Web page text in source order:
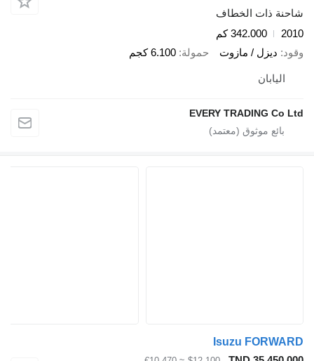
شاحنة ذات الخطاف
2010
342.000 كم
وقود ديزل / مازوت حمولة 6.100 كجم
اليابان
EVERY TRADING Co Ltd
Isuzu FORWARD